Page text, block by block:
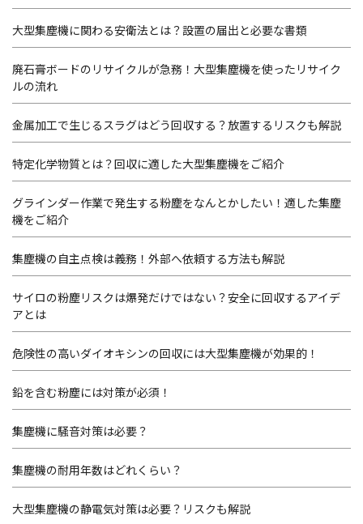
大型集塵機に関わる安衛法とは？設置の届出と必要な書類
廃石膏ボードのリサイクルが急務！大型集塵機を使ったリサイク
ルの流れ
金属加工で生じるスラグはどう回収する？放置するリスクも解説
特定化学物質とは？回収に適した大型集塵機をご紹介
グラインダー作業で発生する粉塵をなんとかしたい！適した集塵
機をご紹介
集塵機の自主点検は義務！外部へ依頼する方法も解説
サイロの粉塵リスクは爆発だけではない？安全に回収するアイデ
アとは
危険性の高いダイオキシンの回収には大型集塵機が効果的！
鉛を含む粉塵には対策が必須！
集塵機に騒音対策は必要？
集塵機の耐用年数はどれくらい？
大型集塵機の静電気対策は必要？リスクも解説